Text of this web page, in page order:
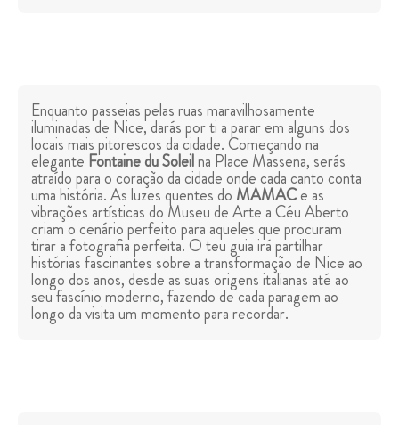
Enquanto passeias pelas ruas maravilhosamente
iluminadas de Nice, darás por ti a parar em alguns dos
locais mais pitorescos da cidade. Começando na
elegante Fontaine du Soleilna Place Massena, serás
atraído para o coração da cidade onde cada canto conta
uma história. As luzes quentes do MAMACe as
vibrações artísticas do Museu de Arte a Céu Aberto
criam o cenário perfeito para aqueles que procuram
tirar a fotografia perfeita. O teu guia irá partilhar
histórias fascinantes sobre a transformação de Nice ao
longo dos anos, desde as suas origens italianas até ao
seu fascínio moderno, fazendo de cada paragem ao
longo da visita um momento para recordar.